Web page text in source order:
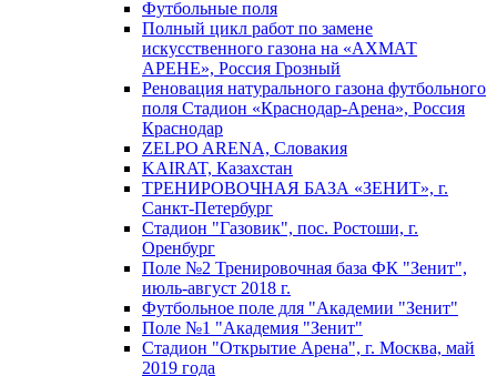
Футбольные поля
Полный цикл работ по замене
искусственного газона на «АХМАТ
АРЕНЕ», Россия Грозный
Реновация натурального газона футбольного
поля Стадион «Краснодар-Арена», Россия
Краснодар
ZELPO ARENA, Словакия
KAIRAT, Казахстан
ТРЕНИРОВОЧНАЯ БАЗА «ЗЕНИТ», г.
Санкт-Петербург
Стадион "Газовик", пос. Ростоши, г.
Оренбург
Поле №2 Тренировочная база ФК "Зенит",
июль-август 2018 г.
Футбольное поле для "Академии "Зенит"
Поле №1 "Академия "Зенит"
Стадион "Открытие Арена", г. Москва, май
2019 года